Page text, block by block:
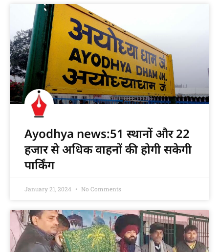
Ayodhya news:51 स्थानों और 22
हजार से अधिक वाहनों की होगी सकेगी
पार्किंग
January 21, 2024 No Comments